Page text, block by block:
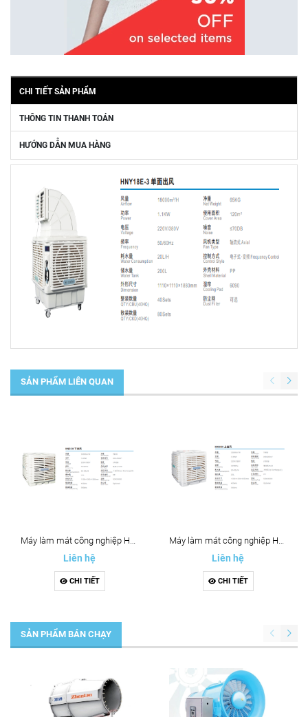
CHI TIẾT SẢN PHẨM
THÔNG TIN THANH TOÁN
HƯỚNG DẪN MUA HÀNG
SẢN PHẨM LIÊN QUAN
Máy làm mát công nghiệp HN35H
Liên hệ
CHI TIẾT
Máy làm mát công nghiệp HN35H
Liên hệ
CHI TIẾT
SẢN PHẨM BÁN CHẠY